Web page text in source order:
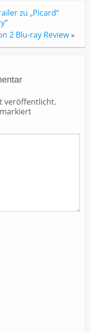
zu „Picard“
2 Blu-ray Review»
veröffentlicht.
markiert